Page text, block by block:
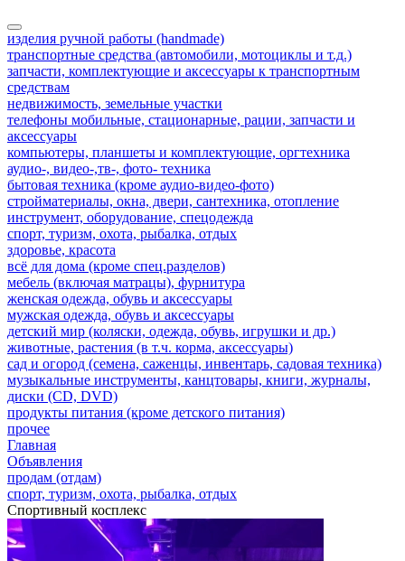
изделия ручной работы (handmade)
транспортные средства (автомобили, мотоциклы и т.д.)
запчасти, комплектующие и аксессуары к транспортным
средствам
недвижимость, земельные участки
телефоны мобильные, стационарные, рации, запчасти и
аксессуары
компьютеры, планшеты и комплектующие, оргтехника
аудио-, видео-,тв-, фото- техника
бытовая техника (кроме аудио-видео-фото)
стройматериалы, окна, двери, сантехника, отопление
инструмент, оборудование, спецодежда
спорт, туризм, охота, рыбалка, отдых
здоровье, красота
всё для дома (кроме спец.разделов)
мебель (включая матрацы), фурнитура
женская одежда, обувь и аксессуары
мужская одежда, обувь и аксессуары
детский мир (коляски, одежда, обувь, игрушки и др.)
животные, растения (в т.ч. корма, аксессуары)
сад и огород (семена, саженцы, инвентарь, садовая техника)
музыкальные инструменты, канцтовары, книги, журналы,
диски (CD, DVD)
продукты питания (кроме детского питания)
прочее
Главная
Объявления
продам (отдам)
спорт, туризм, охота, рыбалка, отдых
Спортивный косплекс